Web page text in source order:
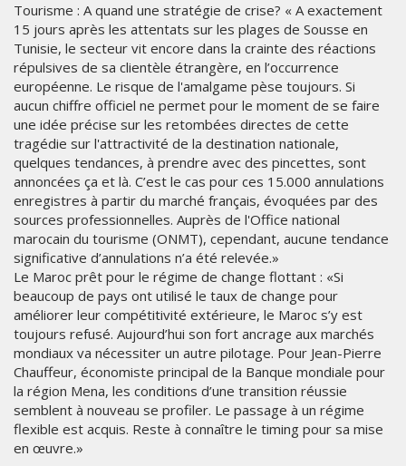
Tourisme : A quand une stratégie de crise? « A exactement
15 jours après les attentats sur les plages de Sousse en
Tunisie, le secteur vit encore dans la crainte des réactions
répulsives de sa clientèle étrangère, en l’occurrence
européenne. Le risque de l'amalgame pèse toujours. Si
aucun chiffre officiel ne permet pour le moment de se faire
une idée précise sur les retombées directes de cette
tragédie sur l'attractivité de la destination nationale,
quelques tendances, à prendre avec des pincettes, sont
annoncées ça et là. C’est le cas pour ces 15.000 annulations
enregistres à partir du marché français, évoquées par des
sources professionnelles. Auprès de l'Office national
marocain du tourisme (ONMT), cependant, aucune tendance
significative d’annulations n’a été relevée.»
Le Maroc prêt pour le régime de change flottant : «Si
beaucoup de pays ont utilisé le taux de change pour
améliorer leur compétitivité extérieure, le Maroc s’y est
toujours refusé. Aujourd’hui son fort ancrage aux marchés
mondiaux va nécessiter un autre pilotage. Pour Jean-Pierre
Chauffeur, économiste principal de la Banque mondiale pour
la région Mena, les conditions d’une transition réussie
semblent à nouveau se profiler. Le passage à un régime
flexible est acquis. Reste à connaître le timing pour sa mise
en œuvre.»